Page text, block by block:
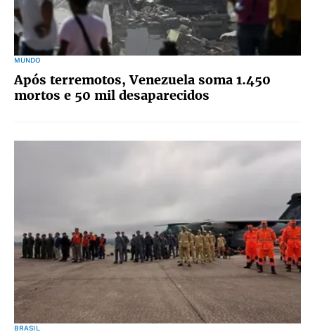
MUNDO
Após terremotos, Venezuela soma 1.450
mortos e 50 mil desaparecidos
BRASIL